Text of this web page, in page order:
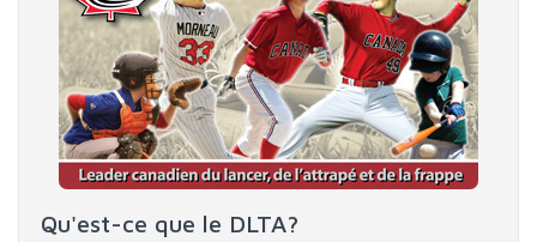
Qu'est-ce que le DLTA?